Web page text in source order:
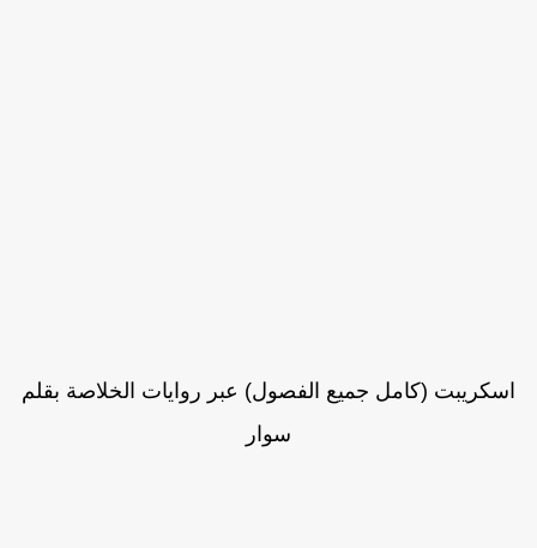
اسكريبت (كامل جميع الفصول) عبر روايات الخلاصة بقلم
سوار